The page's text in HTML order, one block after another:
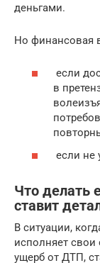
деньгами.
Но финансовая
если
в
если не
Что делать
ставит
В ситуации,
исполняет свои
ущерб от ДТП,